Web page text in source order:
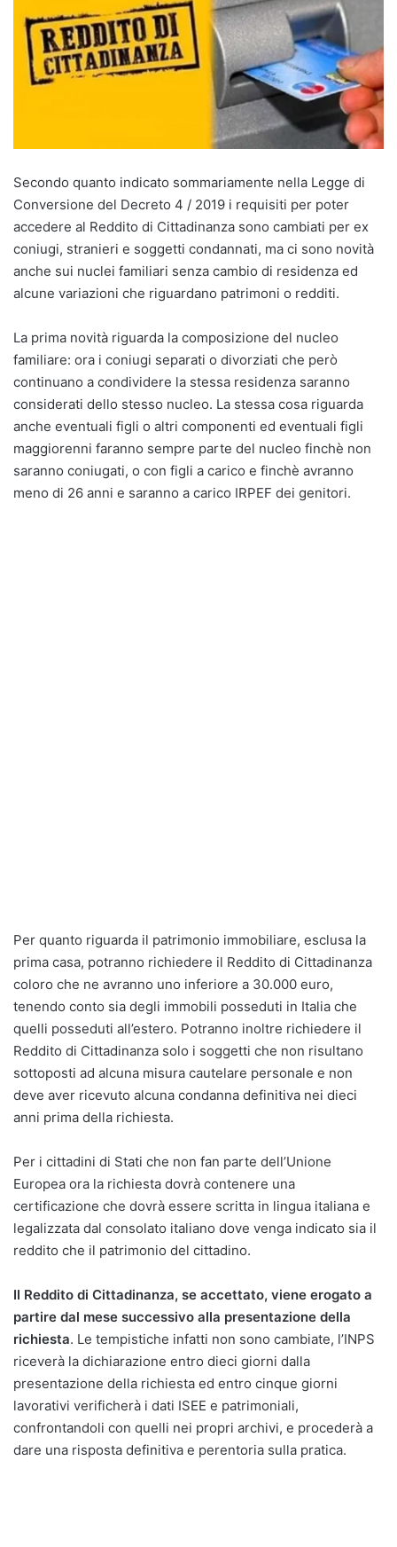
Secondo quanto indicato sommariamente nella Legge di
Conversione del Decreto 4 / 2019 i requisiti per poter
accedere al Reddito di Cittadinanza sono cambiati per ex
coniugi, stranieri e soggetti condannati, ma ci sono novità
anche sui nuclei familiari senza cambio di residenza ed
alcune variazioni che riguardano patrimoni o redditi.
La prima novità riguarda la composizione del nucleo
familiare: ora i coniugi separati o divorziati che però
continuano a condividere la stessa residenza saranno
considerati dello stesso nucleo. La stessa cosa riguarda
anche eventuali figli o altri componenti ed eventuali figli
maggiorenni faranno sempre parte del nucleo finchè non
saranno coniugati, o con figli a carico e finchè avranno
meno di 26 anni e saranno a carico IRPEF dei genitori.
Per quanto riguarda il patrimonio immobiliare, esclusa la
prima casa, potranno richiedere il Reddito di Cittadinanza
coloro che ne avranno uno inferiore a 30.000 euro,
tenendo conto sia degli immobili posseduti in Italia che
quelli posseduti all’estero. Potranno inoltre richiedere il
Reddito di Cittadinanza solo i soggetti che non risultano
sottoposti ad alcuna misura cautelare personale e non
deve aver ricevuto alcuna condanna definitiva nei dieci
anni prima della richiesta.
Per i cittadini di Stati che non fan parte dell’Unione
Europea ora la richiesta dovrà contenere una
certificazione che dovrà essere scritta in lingua italiana e
legalizzata dal consolato italiano dove venga indicato sia il
reddito che il patrimonio del cittadino.
Il Reddito di Cittadinanza, se accettato, viene erogato a
partire dal mese successivo alla presentazione della
richiesta. Le tempistiche infatti non sono cambiate, l’INPS
riceverà la dichiarazione entro dieci giorni dalla
presentazione della richiesta ed entro cinque giorni
lavorativi verificherà i dati ISEE e patrimoniali,
confrontandoli con quelli nei propri archivi, e procederà a
dare una risposta definitiva e perentoria sulla pratica.